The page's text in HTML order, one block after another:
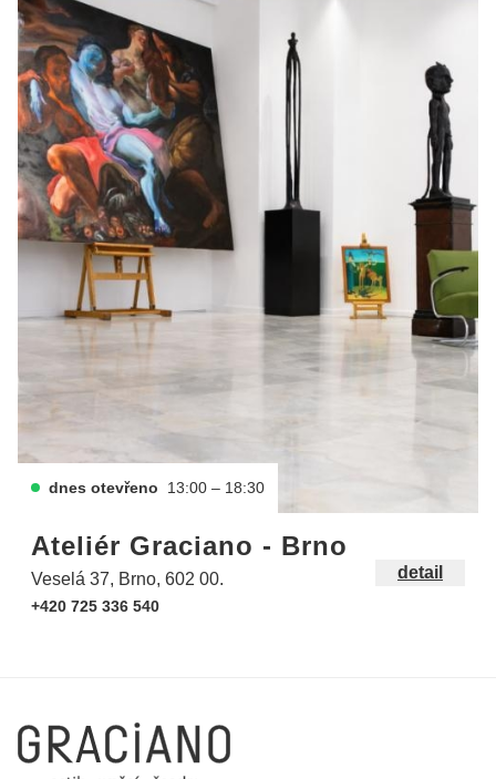
dnes otevřeno 13:00 – 18:30
Ateliér Graciano - Brno
Veselá 37, Brno, 602 00.
+420 725 336 540
detail